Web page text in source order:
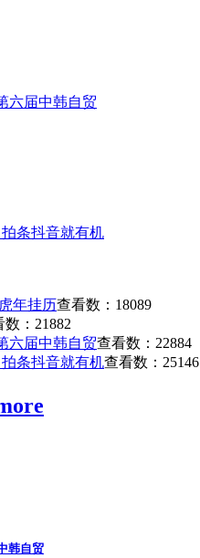
六届中韩自贸
条抖音就有机
年挂历查看数：18089
数：21882
六届中韩自贸查看数：22884
条抖音就有机查看数：25146
韩自贸